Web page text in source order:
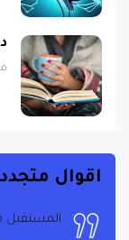
اقوال
المستقبل
الحياة